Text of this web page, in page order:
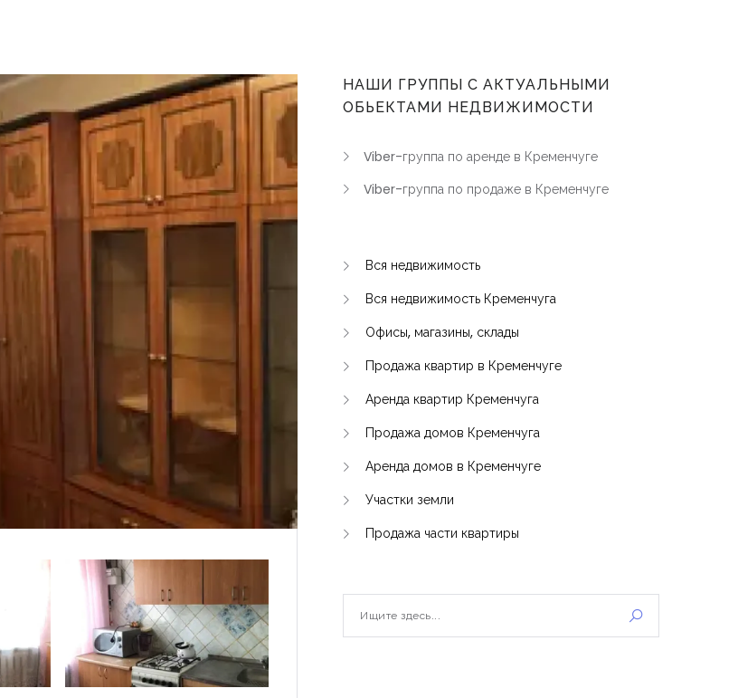
НАШИ ГРУППЫ С АКТУАЛЬНЫМИ
ОБЬЕКТАМИ НЕДВИЖИМОСТИ
Viber-группа по аренде в Кременчуге
Viber-группа по продаже в Кременчуге
Вся недвижимость
Вся недвижимость Кременчуга
Офисы, магазины, склады
Продажа квартир в Кременчуге
Аренда квартир Кременчуга
Продажа домов Кременчуга
Аренда домов в Кременчуге
Участки земли
Продажа части квартиры